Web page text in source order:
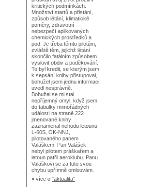
kritických podmínkách.
Množství startů a přistání,
způsob létání, klimatické
poměry, zdravotní
nebezpečí aplikovaných
chemických prostředků a
pod. Je třeba těmto pilotům,
zvláště těm, jejichž létání
skončilo fatálním způsobem
vyslovit obdiv a poděkování.
To byl kredit, se kterým jsem
k sepsání knihy přistupoval,
bohužel jsem jednu informaci
uvedl nesprávně.
Bohužel se mi stal
nepříjemný omyl, když jsem
do tabulky mimořádných
událostí na straně 222
jmenované knihy
zaznamenal nehodu letounu
L-60S, OK-NNJ,
pilotovaného panem
Valáškem. Pan Valášek
nebyl pilotem práškařem a
letoun patřil aeroklubu. Panu
Valáškovi se za tuto svou
chybu upřímně omlouvám.
» více o "aktualita"